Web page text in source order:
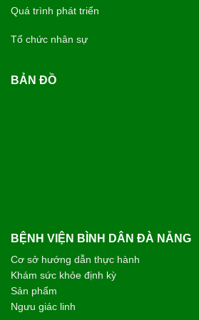
Quá trình phát triển
Tổ chức nhân sự
BẢN ĐỒ
BỆNH VIỆN BÌNH DÂN ĐÀ NẴNG
Cơ sở hướng dẫn thực hành
Khám sức khỏe định kỳ
Sản phẩm
Ngưu giác linh